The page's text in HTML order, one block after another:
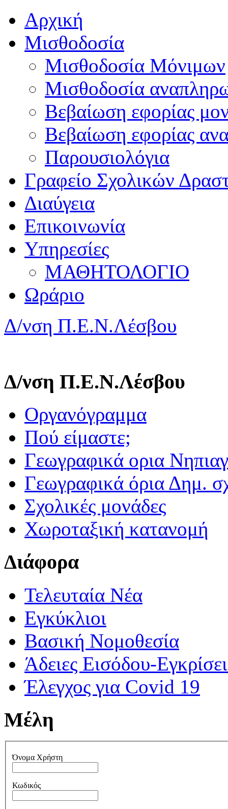
Αρχική
Μισθοδοσία
Μισθοδοσία Μόνιμων
Μισθοδοσία
Βεβαίωση εφορίας
Βεβαίωση εφορίας
Παρουσιολόγια
Γραφείο Σχολικών
Διαύγεια
Επικοινωνία
Υπηρεσίες
ΜΑΘΗΤΟΛΟΓΙΟ
Ωράριο
Δ/νση Π.Ε.Ν.Λέσβου
Δ/νση Π.Ε.Ν.Λέσβου
Οργανόγραμμα
Πού είμαστε;
Γεωγραφικά ορια
Γεωγραφικά όρια Δημ.
Σχολικές μονάδες
Χωροταξική κατανομή
Διάφορα
Τελευταία Νέα
Εγκύκλιοι
Βασική Νομοθεσία
Άδειες Εισόδου-
Έλεγχος για Covid 19
Μέλη
Όνομα Χρήστη
Κωδικός